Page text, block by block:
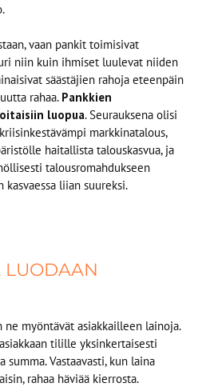
vaan pankit toimisivat
niin kuin ihmiset luulevat niiden
säästäjien rahoja eteenpäin
rahaa. Pankkien
luopua. Seurauksena olisi
markkinatalous,
haitallista talouskasvua, ja
talousromahdukseen
kasvaessa liian suureksi.
LUODAAN
ne myöntävät asiakkailleen lainoja.
tilille yksinkertaisesti
summa. Vastaavasti, kun laina
rahaa häviää kierrosta.